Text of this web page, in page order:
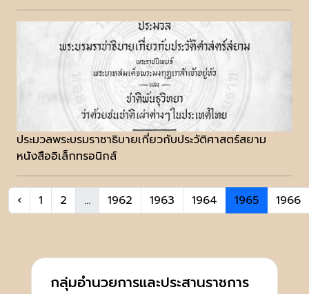
ประมวลพระบรมราชาธิบายเกี่ยวกับประวัติศาสตร์สยาม
หนังสืออิเล็กทรอนิกส์
‹ 1 2 ... 1962 1963 1964 1965 1966
กลุ่มอำนวยการและประสานราชการ